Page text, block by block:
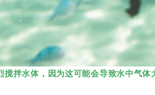
拌水体，因为这可能会导致水中气体